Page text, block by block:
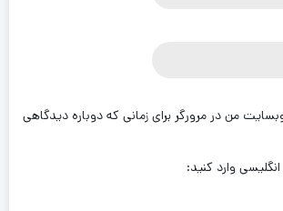
من در مرورگر برای زمانی که دوباره دیدگاهی
وارد کنید: